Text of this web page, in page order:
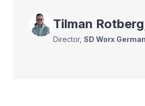
Tilman Rotberg
Director,SD Worx